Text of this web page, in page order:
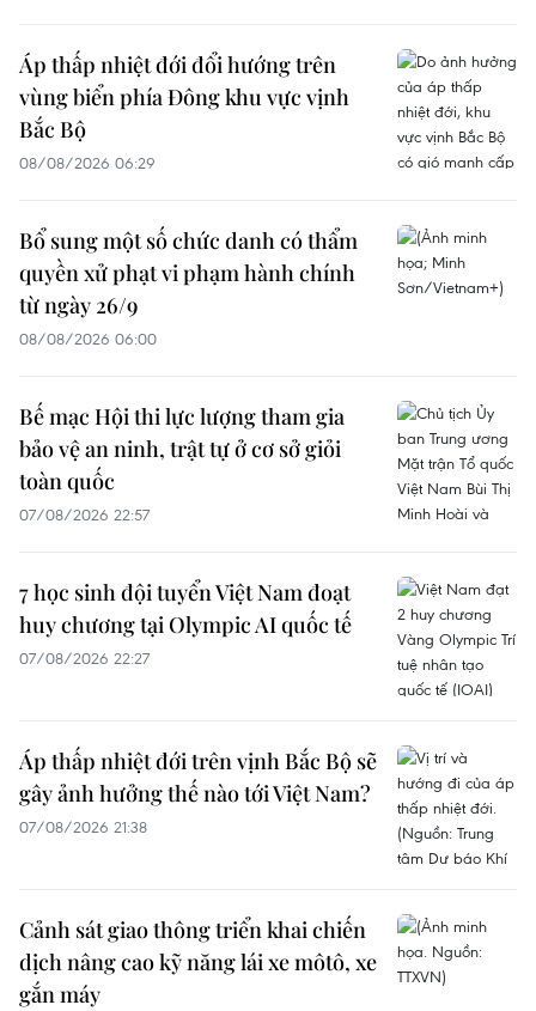
Áp thấp nhiệt đới đổi hướng trên
vùng biển phía Đông khu vực vịnh
Bắc Bộ
08/08/2026 06:29
Bổ sung một số chức danh có thẩm
quyền xử phạt vi phạm hành chính
từ ngày 26/9
08/08/2026 06:00
Bế mạc Hội thi lực lượng tham gia
bảo vệ an ninh, trật tự ở cơ sở giỏi
toàn quốc
07/08/2026 22:57
7 học sinh đội tuyển Việt Nam đoạt
huy chương tại Olympic AI quốc tế
07/08/2026 22:27
Áp thấp nhiệt đới trên vịnh Bắc Bộ sẽ
gây ảnh hưởng thế nào tới Việt Nam?
07/08/2026 21:38
Cảnh sát giao thông triển khai chiến
dịch nâng cao kỹ năng lái xe môtô, xe
gắn máy